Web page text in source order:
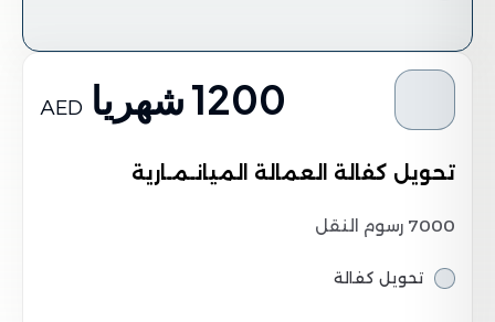
1200 شهريا AED
تحويل كفالة العمالة الميانـمـارية
7000 رسوم النقل
تحويل كفالة